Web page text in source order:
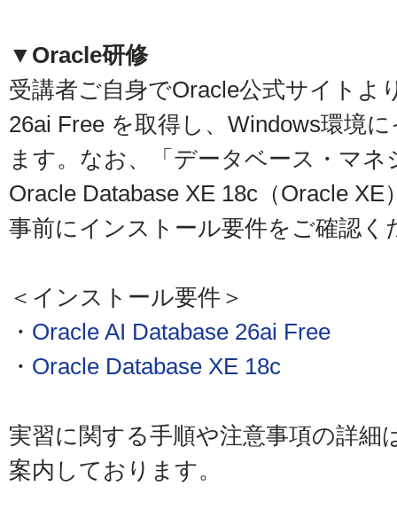
▼Oracle研修
受講者ご自身でOracle公式サイトよ
26ai Free を取得し、Windows環境
ます。なお、「データベース・マ
Oracle Database XE 18c（Oracle
事前にインストール要件をご確認く
＜インストール要件＞
・ Oracle AI Database 26ai Free
・ Oracle Database XE 18c
実習に関する手順や注意事項の詳細
案内しております。